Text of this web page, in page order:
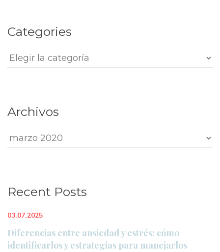
Categorie
Categorie
Archivo
Archivo
Recent Post
03.07.2025
Diferencias entre ansiedad y estrés: cómo
identificarlos y estrategias para manejarlo